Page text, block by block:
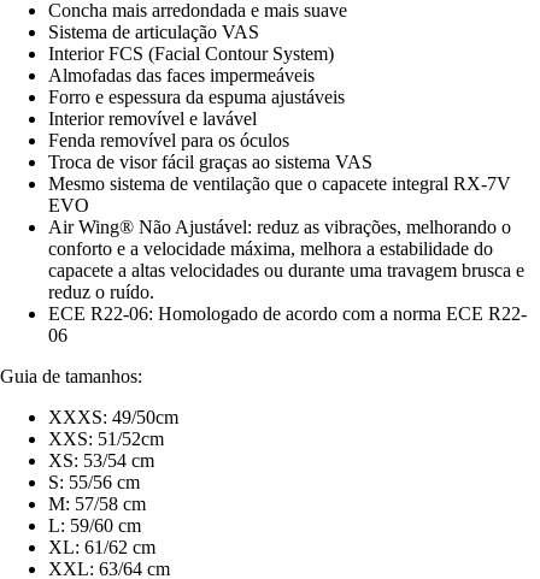
Concha mais arredondada e mais suave
Sistema de articulação VAS
Interior FCS (Facial Contour System)
Almofadas das faces impermeáveis
Forro e espessura da espuma ajustáveis
Interior removível e lavável
Fenda removível para os óculos
Troca de visor fácil graças ao sistema VAS
Mesmo sistema de ventilação que o capacete integral RX-7V
EVO
Air Wing® Não Ajustável: reduz as vibrações, melhorando o
conforto e a velocidade máxima, melhora a estabilidade do
capacete a altas velocidades ou durante uma travagem brusca e
reduz o ruído.
ECE R22-06: Homologado de acordo com a norma ECE R22-
06
Guia de tamanhos:
XXXS: 49/50cm
XXS: 51/52cm
XS: 53/54 cm
S: 55/56 cm
M: 57/58 cm
L: 59/60 cm
XL: 61/62 cm
XXL: 63/64 cm